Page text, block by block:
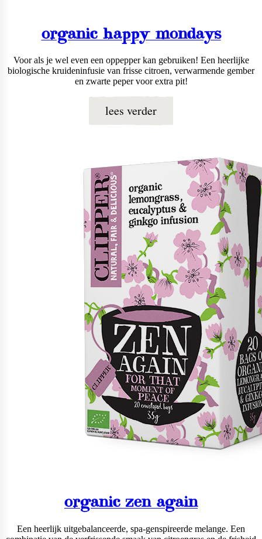
organic happy mondays
Voor als je wel even een oppepper kan gebruiken! Een heerlijke
biologische kruideninfusie van frisse citroen, verwarmende gember
en zwarte peper voor extra pit!
lees verder
organic zen again
Een heerlijk uitgebalanceerde, spa-genspireerde melange. Een